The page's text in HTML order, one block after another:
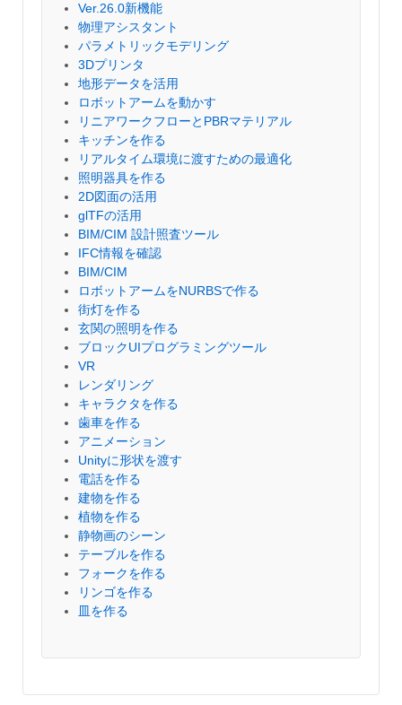
Ver.26.0新機能
物理アシスタント
パラメトリックモデリング
3Dプリンタ
地形データを活用
ロボットアームを動かす
リニアワークフローとPBRマテリアル
キッチンを作る
リアルタイム環境に渡すための最適化
照明器具を作る
2D図面の活用
glTFの活用
BIM/CIM 設計照査ツール
IFC情報を確認
BIM/CIM
ロボットアームをNURBSで作る
街灯を作る
玄関の照明を作る
ブロックUIプログラミングツール
VR
レンダリング
キャラクタを作る
歯車を作る
アニメーション
Unityに形状を渡す
電話を作る
建物を作る
植物を作る
静物画のシーン
テーブルを作る
フォークを作る
リンゴを作る
皿を作る